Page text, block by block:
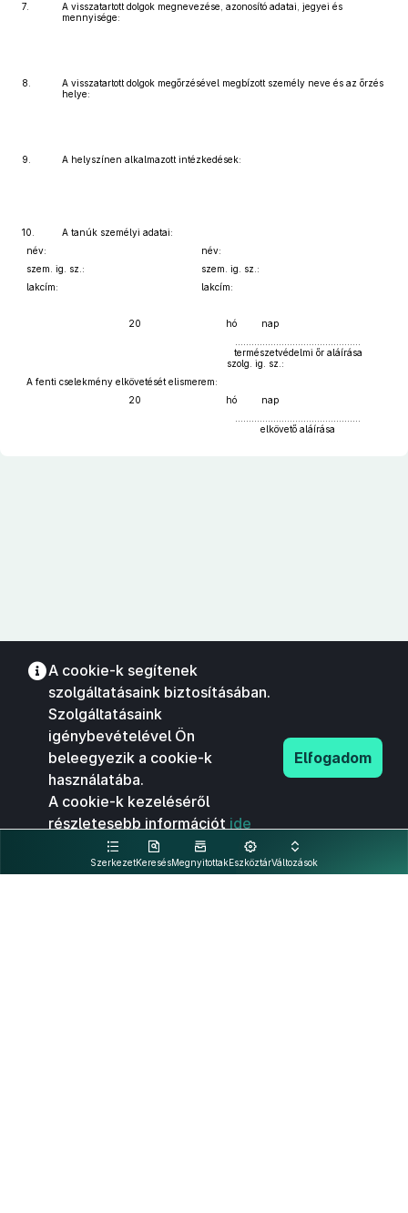
7.
A visszatartott dolgok megnevezése, azonosító adatai, jegyei és
mennyisége:
8.
A visszatartott dolgok megőrzésével megbízott személy neve és az őrzés
helye:
9. A helyszínen alkalmazott intézkedések:
10.
A tanúk személyi adatai:
név:
név:
szem. ig. sz.:
szem. ig. sz.:
lakcím:
lakcím:
20 hó
nap
természetvédelmi őr aláírása
szolg. ig. sz.:
A fenti cselekmény elkövetését elismerem:
20
hó
nap
elkövető aláírása
SzerkezetKeresésMegnyitottakEszköztárVáltozások
A cookie-k segítenek
szolgáltatásaink biztosításában.
Szolgáltatásaink
igénybevételével Ön
beleegyezik a cookie-k
használatába.
A cookie-k kezeléséről
részletesebb információt ide
kattintva olvashat.
Elfogadom